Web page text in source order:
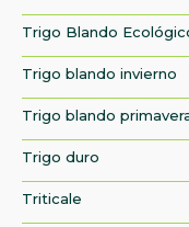
Trigo Blando
Trigo blando invierno
Trigo blando
Trigo duro
Triticale